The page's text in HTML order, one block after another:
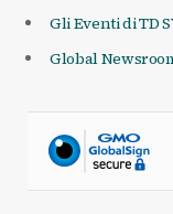
Gli Eventi di TD
Global